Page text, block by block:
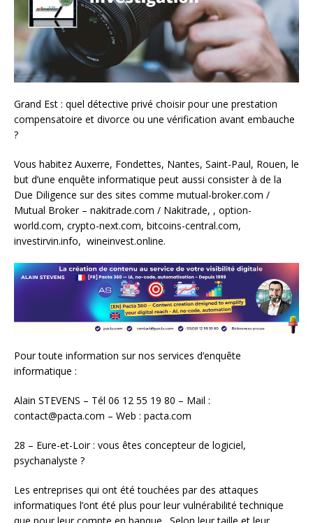
Grand Est : quel détective privé choisir pour une prestation
compensatoire et divorce ou une vérification avant embauche
?
Vous habitez Auxerre, Fondettes, Nantes, Saint-Paul, Rouen, le
but d’une enquête informatique peut aussi consister à de la
Due Diligence sur des sites comme mutual-broker.com /
Mutual Broker – nakitrade.com / Nakitrade, , option-
world.com, crypto-next.com, bitcoins-central.com,
investirvin.info, wineinvest.online.
Pour toute information sur nos services d’enquête
informatique :
Alain STEVENS – Tél 06 12 55 19 80 – Mail :
contact@pacta.com – Web : pacta.com
28 – Eure-et-Loir : vous êtes concepteur de logiciel,
psychanalyste ?
Les entreprises qui ont été touchées par des attaques
informatiques l’ont été plus pour leur vulnérabilité technique
que pour leur compte en banque. Selon leur taille et leur